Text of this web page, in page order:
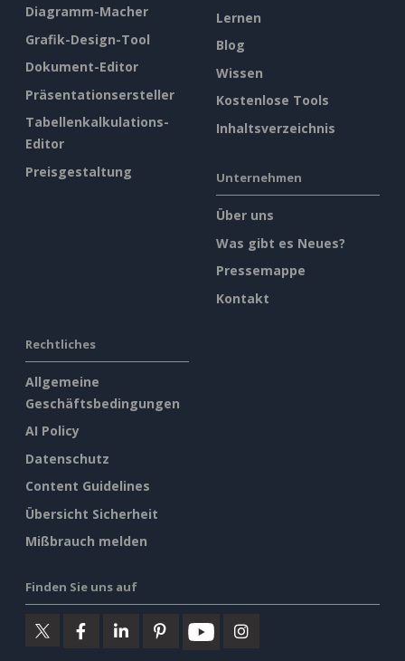
Diagramm-Macher
Grafik-Design-Tool
Dokument-Editor
Präsentationsersteller
Tabellenkalkulations-
Editor
Preisgestaltung
Lernen
Blog
Wissen
Kostenlose Tools
Inhaltsverzeichnis
Unternehmen
Über uns
Was gibt es Neues?
Pressemappe
Kontakt
Rechtliches
Allgemeine
Geschäftsbedingungen
AI Policy
Datenschutz
Content Guidelines
Übersicht Sicherheit
Mißbrauch melden
Finden Sie uns auf